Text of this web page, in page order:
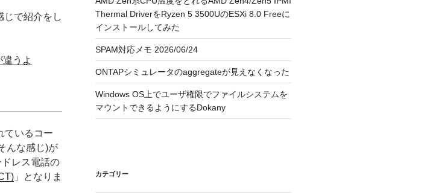
じで紹介をし
うよ
ているコー
んな感じ)が
レス電話の
」となりま
Thermal DriverをRyzen 5 3500UのESXi 8.0 Freeに
インストールしてみた
SPAM対応メモ 2026/06/24
ONTAPシミュレータのaggregateが見えなくなった
Windows OS上でユーザ権限でファイルシステムを
マウントできるようにするDokany
カテゴリー